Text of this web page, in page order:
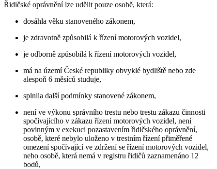
Řidičské oprávnění lze udělit pouze osobě, která:
dosáhla věku stanoveného zákonem,
je zdravotně způsobilá k řízení motorových vozidel,
je odborně způsobilá k řízení motorových vozidel,
má na území České republiky obvyklé bydliště nebo zde
alespoň 6 měsíců studuje,
splnila další podmínky stanovené zákonem,
není ve výkonu správního trestu nebo trestu zákazu činnosti
spočívajícího v zákazu řízení motorových vozidel, není
povinným v exekuci pozastavením řidičského oprávnění,
osobě, které nebylo uloženo v trestním řízení přiměřené
omezení spočívající ve zdržení se řízení motorových vozidel,
nebo osobě, která nemá v registru řidičů zaznamenáno 12
bodů,